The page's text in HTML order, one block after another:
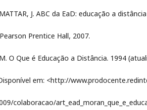
J. ABC da EaD: educação a
Prentice Hall, 2007.
O Que é Educação a Distância. 1994
em: <http://
colaboracao/